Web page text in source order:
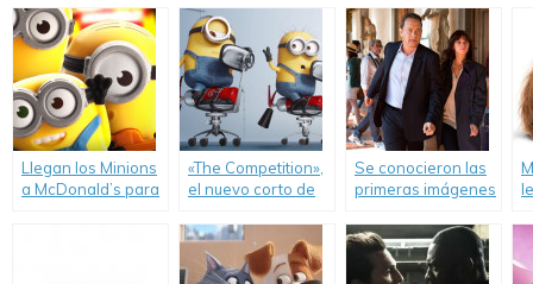
de «Minions» para
Latinoamérica.
gran edificio en
Brasil.
de voces.
Llegan los Minions
a McDonald’s para
«The Competition»,
el nuevo corto de
Se conocieron las
primeras imágenes
«Inferno».